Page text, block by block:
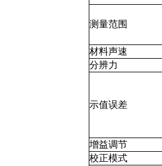
测量范围
材料声速
分辨力
示值误差
增益调节
校正模式